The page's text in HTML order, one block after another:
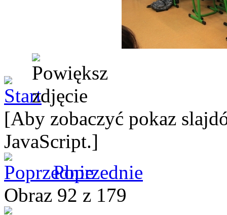
[Aby zobaczyć pokaz
JavaScript.]
Poprzednie
Obraz 92 z 179